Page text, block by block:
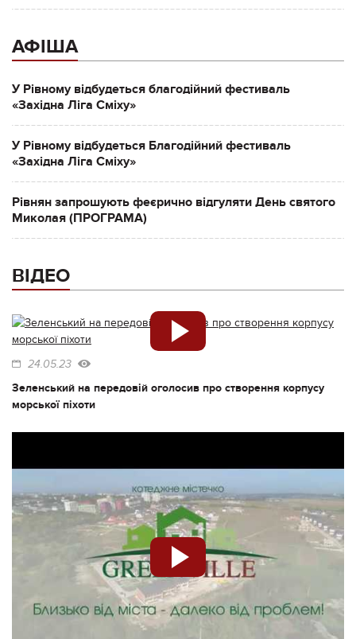
АФІША
У Рівному відбудеться благодійний фестиваль
«Західна Ліга Сміху»
У Рівному відбудеться Благодійний фестиваль
«Західна Ліга Сміху»
Рівнян запрошують феєрично відгуляти День святого
Миколая (ПРОГРАМА)
ВІДЕО
24.05.23
Зеленський на передовій оголосив про створення корпусу
морської піхоти